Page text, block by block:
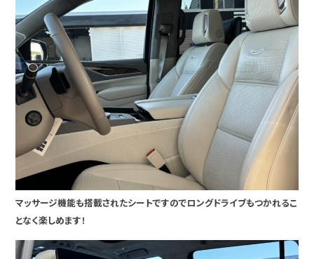
マッサージ機能も搭載されたシートですのでロングドライブもつかれるこ
となく楽しめます！